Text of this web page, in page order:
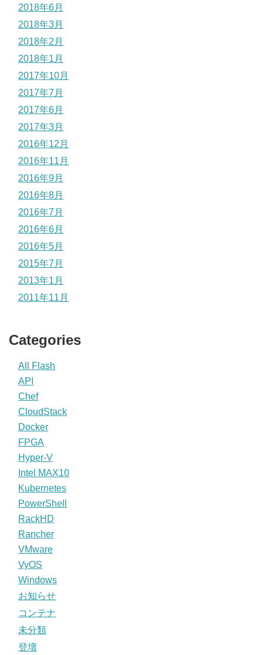
2018年6月
2018年3月
2018年2月
2018年1月
2017年10月
2017年7月
2017年6月
2017年3月
2016年12月
2016年11月
2016年9月
2016年8月
2016年7月
2016年6月
2016年5月
2015年7月
2013年1月
2011年11月
Categories
All Flash
API
Chef
CloudStack
Docker
FPGA
Hyper-V
Intel MAX10
Kubernetes
PowerShell
RackHD
Rancher
VMware
VyOS
Windows
お知らせ
コンテナ
未分類
登壇